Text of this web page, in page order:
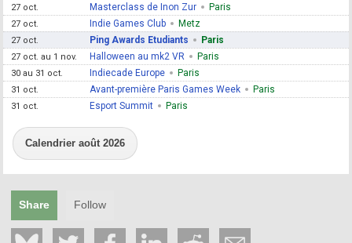
27 oct. Masterclass de Inon Zur Paris
27 oct. Indie Games Club Metz
27 oct. Ping Awards Etudiants Paris
27 oct. au 1 nov. Halloween au mk2 VR Paris
30 au 31 oct. Indiecade Europe Paris
31 oct. Avant-première Paris Games Week Paris
31 oct. Esport Summit Paris
Calendrier août 2026
Share Follow
l'essentiel des infos de l'industrie